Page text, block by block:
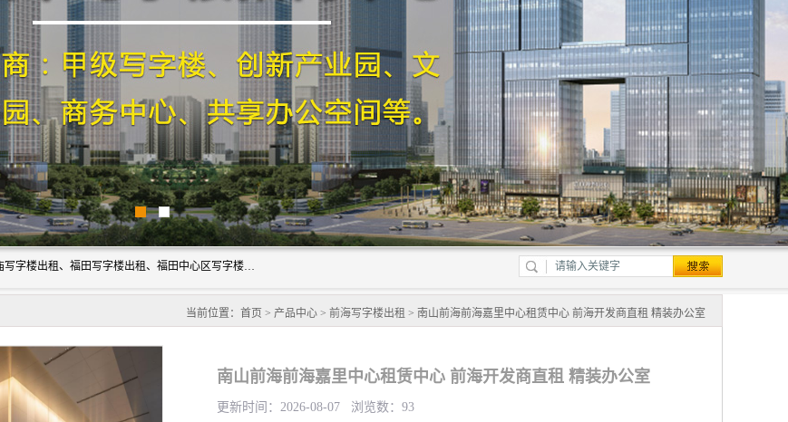
深圳鑫企通投资发展有限公司主营业务：宝安写字楼出租、车公庙写字楼出租、福田写字楼出租、福田中心区写字楼出租、光明写字楼出租、后海写字楼出租、科技园写字楼出租、南山写字楼出租等。公司专注为写字楼提供整体解决方案的化服务，依托于长期的写字楼线下运营经验和积累，以及丰富的互联网从业经验，拥有完善的服务架构体系、丰富的行业经验、与充分的销售资源。
当前位置： 首页 > 产品中心 > 前海写字楼出租 > 南山前海前海嘉里中心租赁中心 前海开发商直租 精装办公室
南山前海前海嘉里中心租赁中心 前海开发商直租 精装办公室
更新时间：2026-08-07 浏览数：93